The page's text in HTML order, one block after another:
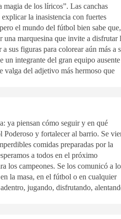
de los líricos”. Las canchas
la inasistencia con fuertes
el mundo del fútbol bien sabe que,
marquesina que invite a disfrutar
sus figuras para colorear aún más a
un integrante del gran equipo ausente
valga del adjetivo más hermoso que
ya piensan cómo seguir y en qué
Poderoso y fortalecer al barrio. Se
comidas preparadas por la
a todos en el próximo
los campeones. Se los comunicó a
la masa, en el fútbol o en cualquier
jugando, disfrutando,